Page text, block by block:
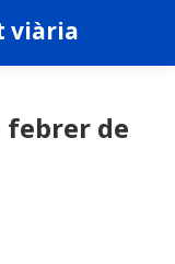
viària
febrer de